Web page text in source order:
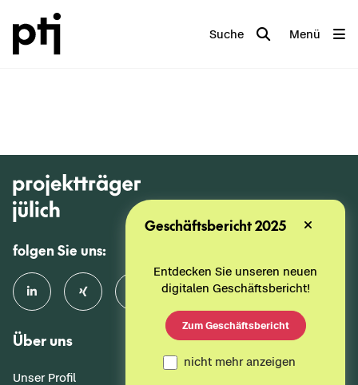
Suche Menü
folgen Sie uns:
Über uns
Unser Profil
Geschäftsbericht 2025
Entdecken Sie unseren neuen
digitalen Geschäftsbericht!
Zum Geschäftsbericht
nicht mehr anzeigen